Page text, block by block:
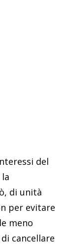
del
di unità
per evitare
meno
cancellare